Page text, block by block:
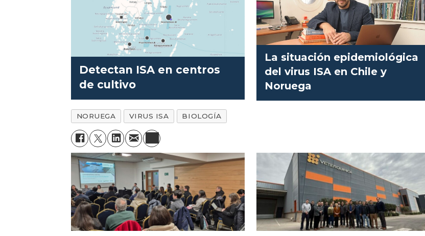
Detectan ISA en centros
de cultivo
La situación epidemiológica
del virus ISA en Chile y
Noruega
NORUEGA VIRUS ISA BIOLOGÍA